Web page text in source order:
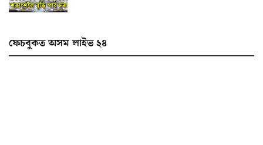
ফেচবুকত অসম লাইভ ২৪